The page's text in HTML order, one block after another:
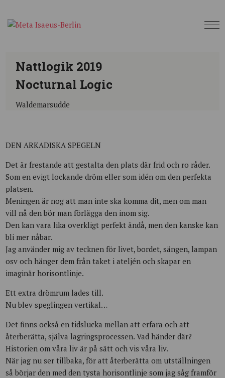
Nattlogik 2019
Nocturnal Logic
Waldemarsudde
DEN ARKADISKA SPEGELN
Det är frestande att gestalta den plats där frid och ro råder.
Som en evigt lockande dröm eller som idén om den perfekta
platsen.
Meningen är nog att man inte ska komma dit, men om man
vill nå den bör man förlägga den inom sig.
Den kan vara lika overkligt perfekt ändå, men den kanske kan
bli mer nåbar.
Jag använder mig av tecknen för livet, bordet, sängen, lampan
osv och hänger dem från taket i ateljén och skapar en
imaginär horisontlinje.
Ett extra drömrum lades till.
Nu blev speglingen vertikal…
Det finns också en tidslucka mellan att erfara och att
återberätta, själva lagringsprocessen. Vad händer där?
Historien om våra liv är på sätt och vis våra liv.
När jag nu ser tillbaka, för att återberätta om utställningen
så börjar den med den tysta horisontlinje som jag såg framför